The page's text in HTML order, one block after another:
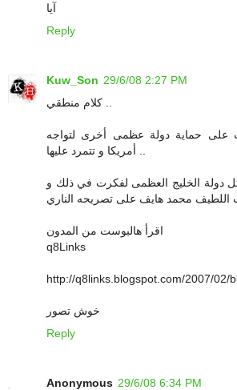
آيا
Reply
Kuw_Son 29/6/08 2:27 PM
على حماية دولة عظمى أخرى لتواجه
دولة الخليج العظمى لفكرت في ذلك و
اللطيف محمد هايف على تصريحه الناري
اقرأ هالبوست من المدون
q8Links
http://q8links.blogspot.com/2007/02/
خوش تصور
Reply
Anonymous 29/6/08 6:34 PM